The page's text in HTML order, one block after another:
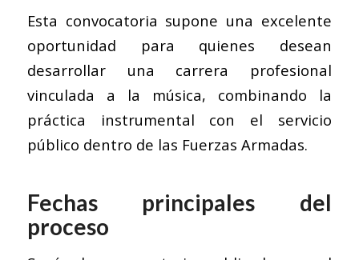
Esta convocatoria supone una excelente
oportunidad para quienes desean
desarrollar una carrera profesional
vinculada a la música, combinando la
práctica instrumental con el servicio
público dentro de las Fuerzas Armadas.
Fechas principales del
proceso